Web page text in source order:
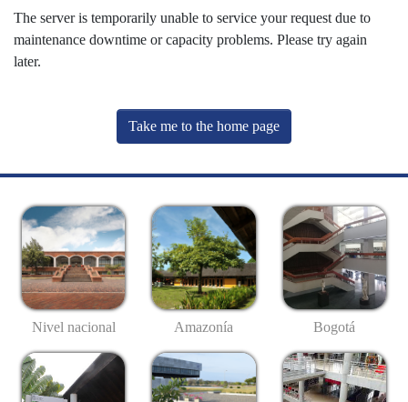
The server is temporarily unable to service your request due to
maintenance downtime or capacity problems. Please try again
later.
Take me to the home page
Nivel nacional Amazonía Bogotá